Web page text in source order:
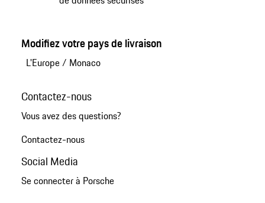
Modifiez votre pays de livraison
L'Europe/ Monaco
Contactez-nous
Vous avez des questions?
Contactez-nous
Social Media
Se connecter à Porsche